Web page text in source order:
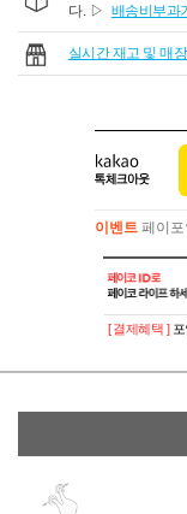
다. ▷ 배송비부과
실시간 재고 및 매
이벤트 페이
이벤트페이포
[ 결제혜택 ]